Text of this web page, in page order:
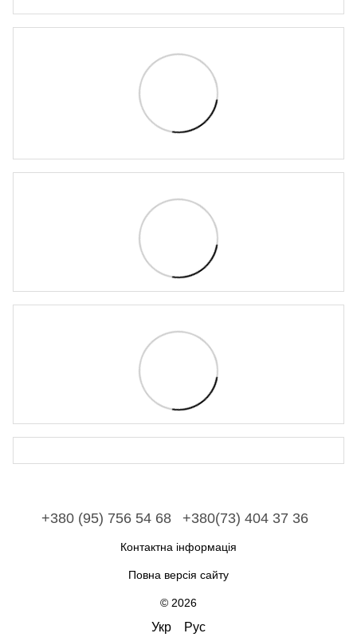
+380 (95) 756 54 68 +380(73) 404 37 36
Контактна інформація
Повна версія сайту
© 2026
Укр Рус